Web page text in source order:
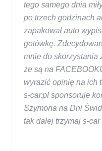
tego samego dnia
po trzech godzinach
zapakował auto
gotówkę.
mnie do skorzystania
że są na
wyrazić opinię na ich
s-car.pl sponsoruje
Szymona na Dni
tak dalej trzymaj s-car